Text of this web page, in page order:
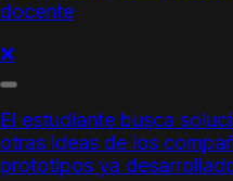
docente
❌
El estudiante busca
otras ideas de los
prototipos ya